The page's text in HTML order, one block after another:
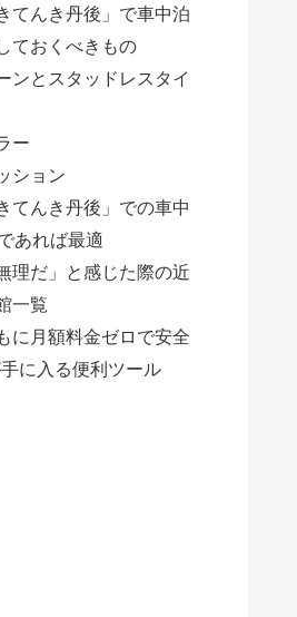
てんき丹後」で車中泊
ておくべきもの
ンとスタッドレスタイ
ー
ション
てんき丹後」での車中
あれば最適
理だ」と感じた際の近
一覧
に月額料金ゼロで安全
に入る便利ツール